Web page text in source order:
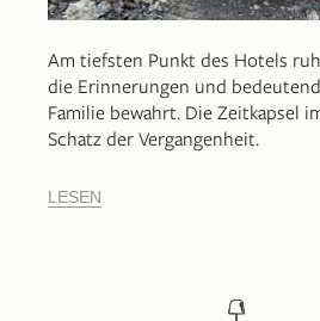
Am tiefsten Punkt des Hotels
die Erinnerungen und
Familie bewahrt. Die Zeitkapsel
Schatz der Vergangenheit.
LESEN